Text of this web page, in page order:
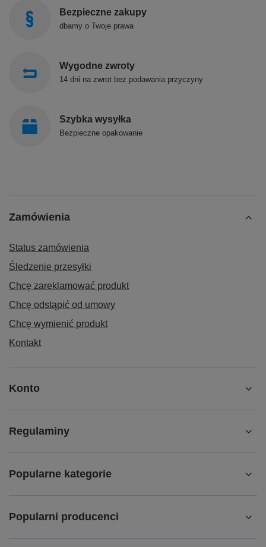
Bezpieczne zakupy
dbamy o Twoje prawa
Wygodne zwroty
14 dni na zwrot bez podawania przyczyny
Szybka wysyłka
Bezpieczne opakowanie
Zamówienia
Status zamówienia
Śledzenie przesyłki
Chcę zareklamować produkt
Chcę odstąpić od umowy
Chcę wymienić produkt
Kontakt
Konto
Regulaminy
Popularne kategorie
Popularni producenci